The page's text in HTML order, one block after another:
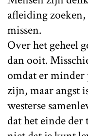
afleiding
missen.
Over het geheel
dan ooit.
omdat er
zijn, maar angst
westerse
dat het einde